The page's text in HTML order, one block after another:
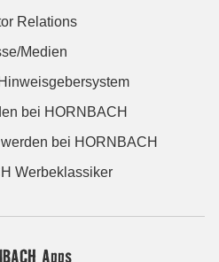
Relations
Medien
bei HORNBACH
bei HORNBACH
Werbeklassiker
Apps